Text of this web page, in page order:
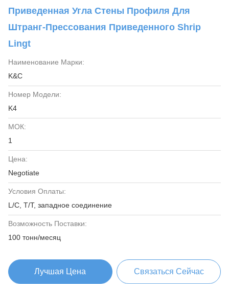
Приведенная Угла Стены Профиля Для
Штранг-Прессования Приведенного Shrip
Lingt
Наименование Марки:
K&C
Номер Модели:
K4
МОК:
1
Цена:
Negotiate
Условия Оплаты:
L/C, T/T, западное соединение
Возможность Поставки:
100 тонн/месяц
Лучшая Цена Связаться Сейчас